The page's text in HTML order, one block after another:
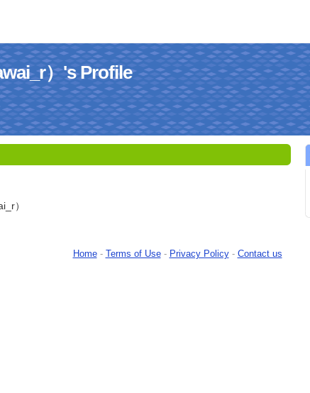
）'s Profile
）
Home- Terms of Use- Privacy Policy- Contact us